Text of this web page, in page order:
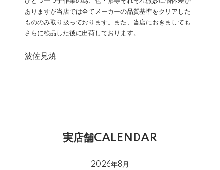
ありますが当店では全てメーカーの品質基準をクリアした
もののみ取り扱っております。また、当店におきましても
さらに検品した後に出荷しております。
波佐見焼
実店舗CALENDAR
2026年8月